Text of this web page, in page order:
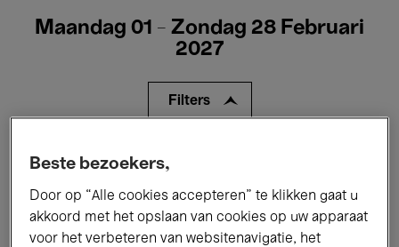
Maandag 01 - Zondag 28 Februari
2027
Filters
Alle evenementen
Tentoonstellingen Films
Performances Lezingen & Debatten
Beste bezoekers,
Door op “Alle cookies accepteren” te klikken gaat u
akkoord met het opslaan van cookies op uw apparaat
voor het verbeteren van websitenavigatie, het